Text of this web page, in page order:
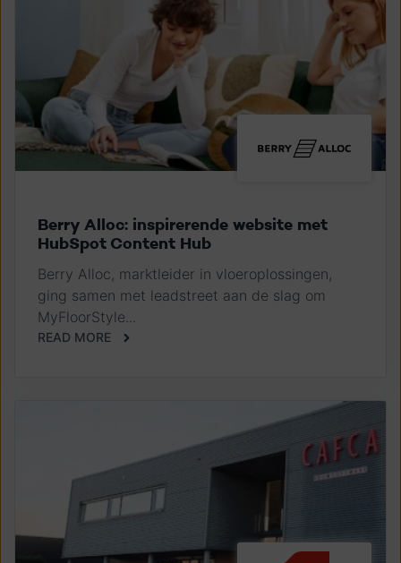
Berry Alloc: inspirerende website met
HubSpot Content Hub
Berry Alloc, marktleider in vloeroplossingen,
ging samen met leadstreet aan de slag om
MyFloorStyle...
READ MORE